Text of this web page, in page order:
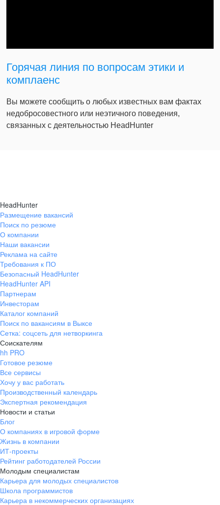
Горячая линия по вопросам этики и
комплаенс
Вы можете сообщить о любых известных вам фактах
недобросовестного или неэтичного поведения,
связанных с деятельностью HeadHunter
HeadHunter
Размещение вакансий
Поиск по резюме
О компании
Наши вакансии
Реклама на сайте
Требования к ПО
Безопасный HeadHunter
HeadHunter API
Партнерам
Инвесторам
Каталог компаний
Поиск по вакансиям в Выксе
Сетка: соцсеть для нетворкинга
Соискателям
hh PRO
Готовое резюме
Все сервисы
Хочу у вас работать
Производственный календарь
Экспертная рекомендация
Новости и статьи
Блог
О компаниях в игровой форме
Жизнь в компании
ИТ-проекты
Рейтинг работодателей России
Молодым специалистам
Карьера для молодых специалистов
Школа программистов
Карьера в некоммерческих организациях